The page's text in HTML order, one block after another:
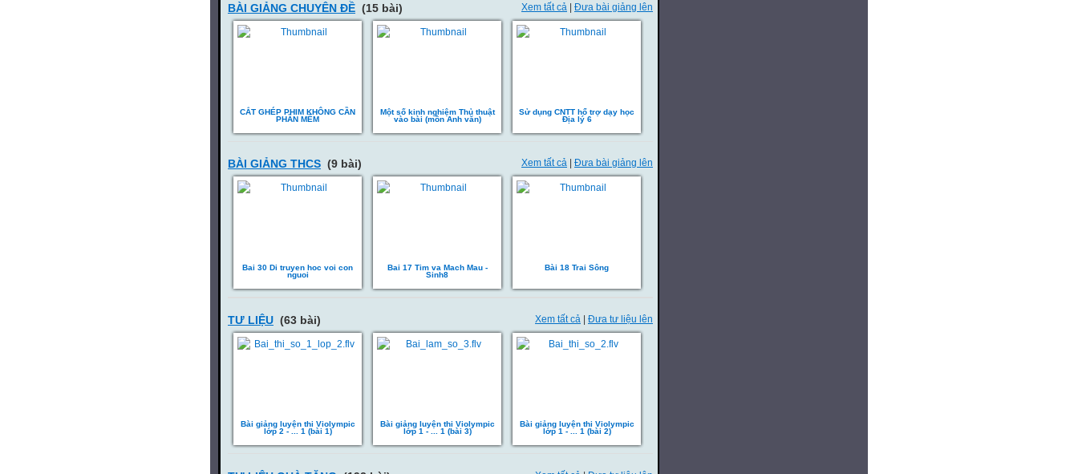
Xem tất cả | Đưa bài giảng lên
BÀI GIẢNG CHUYÊN ĐỀ (15 bài)
CẮT GHÉP PHIM KHÔNG CẦN
PHẦN MỀM
Một số kinh nghiệm Thủ thuật
vào bài (môn Anh văn)
Sử dụng CNTT hổ trợ dạy học
Địa lý 6
Xem tất cả Đưa bài giảng lên
BÀI GIẢNG THCS (9 bài)
Bai 30 Di truyen hoc voi con
nguoi
Bai 17 Tim va Mach Mau -
Sinh8
Bài 18 Trai Sông
Xem tất cả Đưa tư liệu lên
TƯ LIỆU (63 bài)
Bài giảng luyện thi Violympic
lớp 2 - ... 1 (bài 1)
Bài giảng luyện thi Violympic
lớp 1 - ... 1 (bài 3)
Bài giảng luyện thi Violympic
lớp 1 - ... 1 (bài 2)